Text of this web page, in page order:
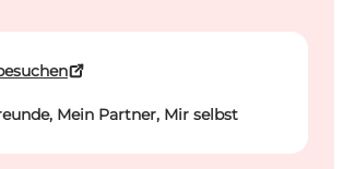
Mein Partner, Mir selbst